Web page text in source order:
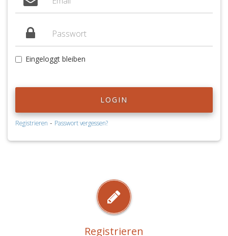
Eingeloggt bleiben
LOGIN
Registrieren - Passwort vergessen?
Registrieren